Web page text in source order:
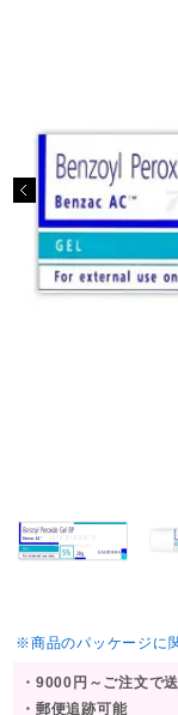
※商品のパッケージに
・9000円～ご注文で
・郵便追跡可能